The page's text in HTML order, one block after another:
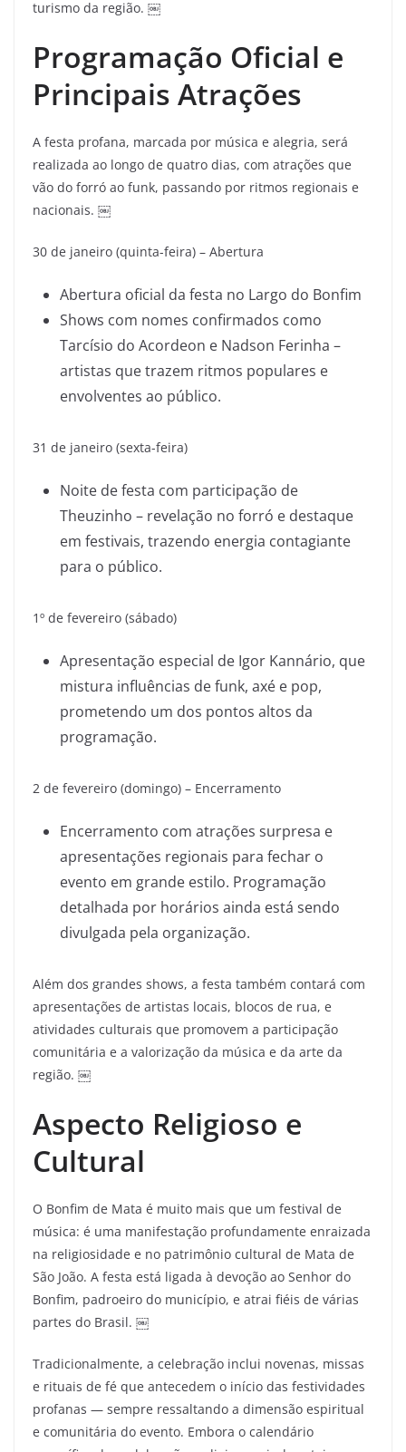
turismo da região. ￼
Programação Oficial e
Principais Atrações
A festa profana, marcada por música e alegria, será
realizada ao longo de quatro dias, com atrações que
vão do forró ao funk, passando por ritmos regionais e
nacionais. ￼
30 de janeiro (quinta-feira) – Abertura
Abertura oficial da festa no Largo do Bonfim
Shows com nomes confirmados como
Tarcísio do Acordeon e Nadson Ferinha –
artistas que trazem ritmos populares e
envolventes ao público.
31 de janeiro (sexta-feira)
Noite de festa com participação de
Theuzinho – revelação no forró e destaque
em festivais, trazendo energia contagiante
para o público.
1º de fevereiro (sábado)
Apresentação especial de Igor Kannário, que
mistura influências de funk, axé e pop,
prometendo um dos pontos altos da
programação.
2 de fevereiro (domingo) – Encerramento
Encerramento com atrações surpresa e
apresentações regionais para fechar o
evento em grande estilo. Programação
detalhada por horários ainda está sendo
divulgada pela organização.
Além dos grandes shows, a festa também contará com
apresentações de artistas locais, blocos de rua, e
atividades culturais que promovem a participação
comunitária e a valorização da música e da arte da
região. ￼
Aspecto Religioso e
Cultural
O Bonfim de Mata é muito mais que um festival de
música: é uma manifestação profundamente enraizada
na religiosidade e no patrimônio cultural de Mata de
São João. A festa está ligada à devoção ao Senhor do
Bonfim, padroeiro do município, e atrai fiéis de várias
partes do Brasil. ￼
Tradicionalmente, a celebração inclui novenas, missas
e rituais de fé que antecedem o início das festividades
profanas — sempre ressaltando a dimensão espiritual
e comunitária do evento. Embora o calendário